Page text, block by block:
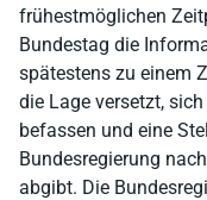
frühestmöglichen
Bundestag die
spätestens zu einem
die Lage versetzt,
befassen und eine
Bundesregierung
abgibt. Die